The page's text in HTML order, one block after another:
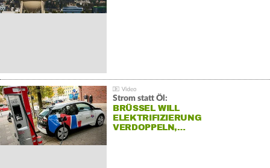
Strom statt Öl:
BRÜSSEL WILL
ELEKTRIFIZIERUNG
VERDOPPELN,…